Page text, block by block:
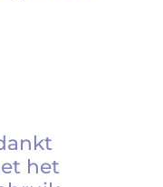
het